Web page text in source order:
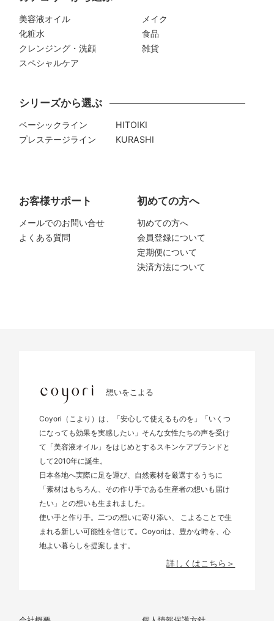
美容液オイル
化粧水
クレンジング・洗顔
スペシャルケア
メイク
食品
雑貨
シリーズから選ぶ
ベーシックライン
プレステージライン
HITOIKI
KURASHI
お客様サポート
メールでのお問い合せ
よくある質問
初めての方へ
初めての方へ
会員登録について
定期便について
決済方法について
想いをこよる
Coyori（こより）は、「安心して使えるものを」「いくつ
になっても効果を実感したい」そんな女性たちの声を受け
て「美容液オイル」をはじめとするスキンケアブランドと
して2010年に誕生。
日本各地へ実際に足を運び、自然素材を厳選するうちに
「素材はもちろん、その作り手である生産者の想いも届け
たい」との想いも生まれました。
使い手と作り手。二つの想いに寄り添い、 こよることで生
まれる新しい可能性を信じて。Coyoriは、豊かな時を、心
地よい暮らしを提案します。
詳しくはこちら＞